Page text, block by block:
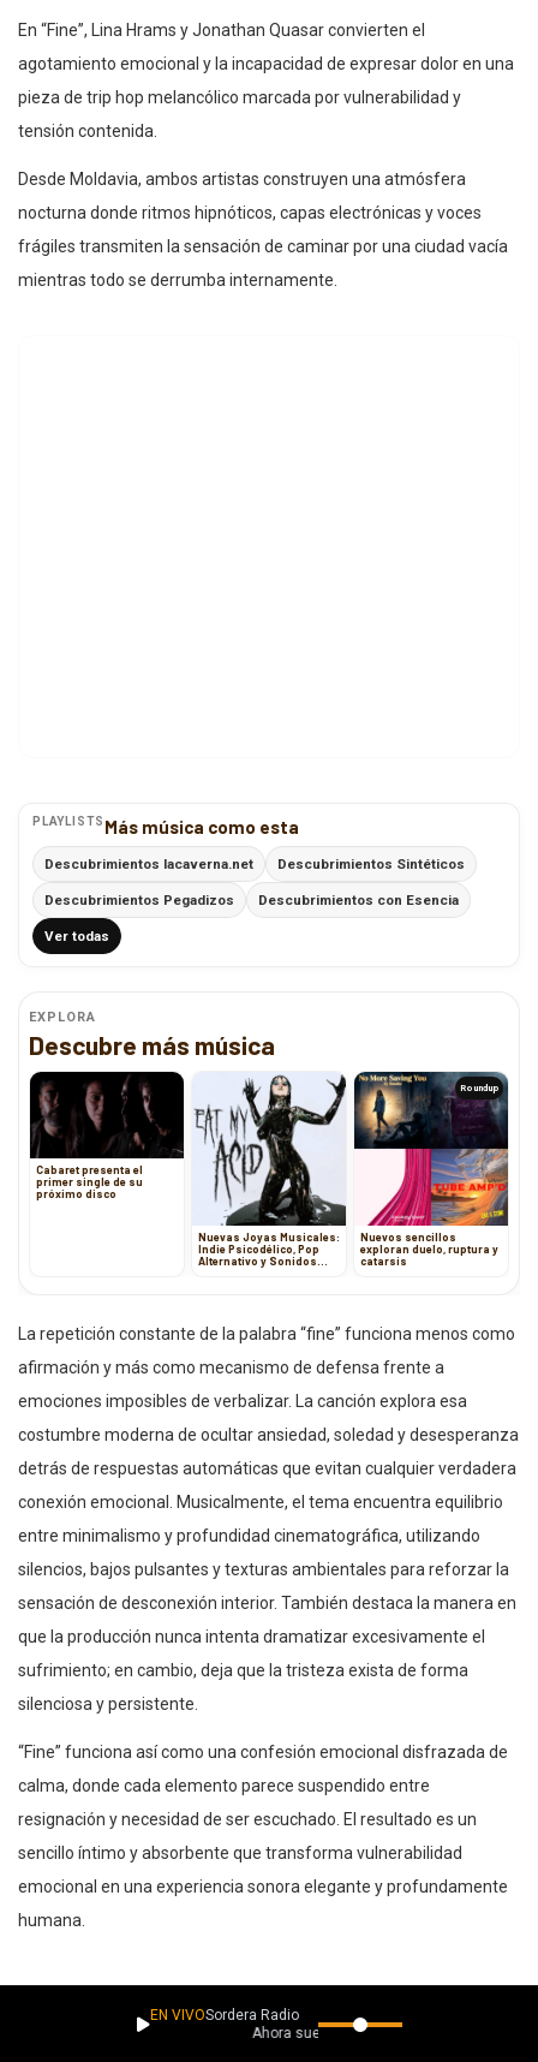
En “Fine”, Lina Hrams y Jonathan Quasar convierten el
agotamiento emocional y la incapacidad de expresar dolor en una
pieza de trip hop melancólico marcada por vulnerabilidad y
tensión contenida.
Desde Moldavia, ambos artistas construyen una atmósfera
nocturna donde ritmos hipnóticos, capas electrónicas y voces
frágiles transmiten la sensación de caminar por una ciudad vacía
mientras todo se derrumba internamente.
PLAYLISTS Más música como esta
Descubrimientos lacaverna.net Descubrimientos Sintéticos
Descubrimientos Pegadizos Descubrimientos con Esencia
Ver todas
EXPLORA
Descubre más música
Cabaret presenta el
primer single de su
próximo disco
Nuevas Joyas Musicales:
Indie Psicodélico, Pop
Alternativo y Sonidos
Roundup
Nuevos sencillos
exploran duelo, ruptura y
catarsis
La repetición constante de la palabra “fine” funciona menos como
afirmación y más como mecanismo de defensa frente a
emociones imposibles de verbalizar. La canción explora esa
costumbre moderna de ocultar ansiedad, soledad y desesperanza
detrás de respuestas automáticas que evitan cualquier verdadera
conexión emocional. Musicalmente, el tema encuentra equilibrio
entre minimalismo y profundidad cinematográfica, utilizando
silencios, bajos pulsantes y texturas ambientales para reforzar la
sensación de desconexión interior. También destaca la manera en
que la producción nunca intenta dramatizar excesivamente el
sufrimiento; en cambio, deja que la tristeza exista de forma
silenciosa y persistente.
“Fine” funciona así como una confesión emocional disfrazada de
calma, donde cada elemento parece suspendido entre
resignación y necesidad de ser escuchado. El resultado es un
sencillo íntimo y absorbente que transforma vulnerabilidad
emocional en una experiencia sonora elegante y profundamente
humana.
EN VIVOSordera Radio
Ahora suena